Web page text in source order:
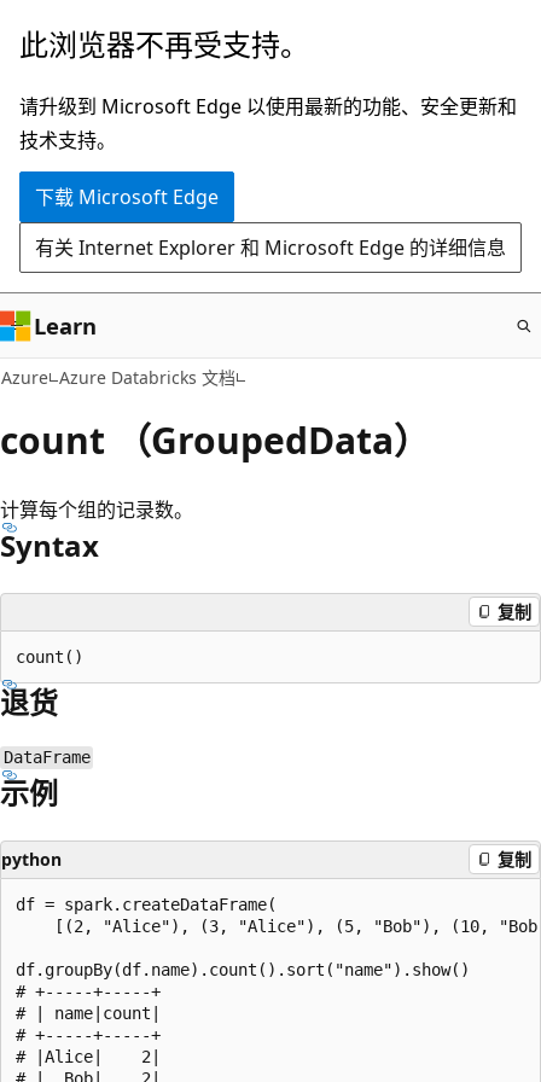
跳
主
要
内
此浏览器不再受支持。
请升级到 Microsoft Edge 以使用最新的功能、安全更新和
技术支持。
下载 Microsoft Edge
有关 Internet Explorer 和 Microsoft Edge 的详细信息
Learn
Azure Azure Databricks 文档
count （GroupedData）
计算每个组的记录数。
Syntax
复制
退货
DataFrame
示例
python 复制
df = spark.createDataFrame(
[(2, "Alice"), (3, "Alice"), (5, "Bob"), (10,
df.groupBy(df.name).count().sort("name").show()
# +-----+-----+
# | name|count|
# +-----+-----+
# |Alice|    2|
# |  Bob|    2|